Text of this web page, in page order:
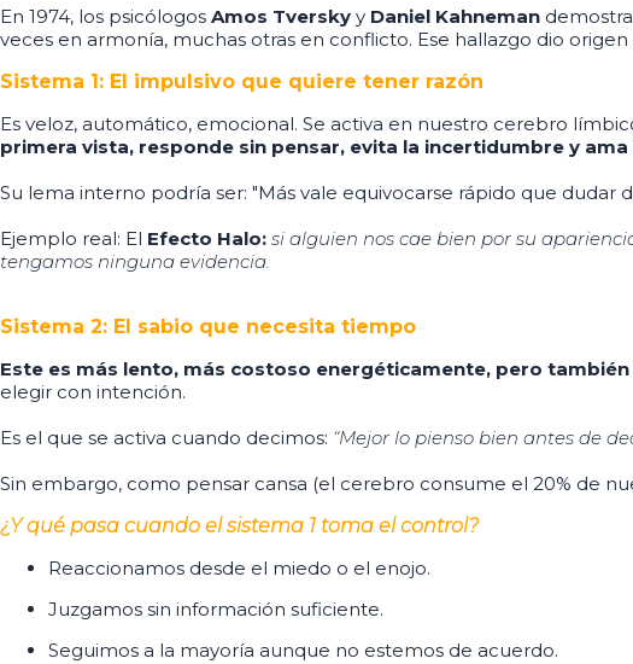
En 1974, los psicólogos Amos Tversky y Daniel Kahneman
veces en armonía, muchas otras en conflicto. Ese hallazgo dio origen
Sistema 1: El impulsivo que quiere tener razón
Es veloz, automático, emocional. Se activa en nuestro cerebro
primera vista, responde sin pensar, evita la incertidumbre y
Su lema interno podría ser: "Más vale equivocarse rápido que dudar
Ejemplo real: El Efecto Halo: si alguien nos cae bien por su
tengamos ninguna evidencia.
Sistema 2: El sabio que necesita tiempo
Este es más lento, más costoso energéticamente, pero
elegir con intención.
Es el que se activa cuando decimos: “Mejor lo pienso bien antes de
Sin embargo, como pensar cansa (el cerebro consume el 20% de
¿Y qué pasa cuando el sistema 1 toma el control?
Reaccionamos desde el miedo o el enojo.
Juzgamos sin información suficiente.
Seguimos a la mayoría aunque no estemos de acuerdo.